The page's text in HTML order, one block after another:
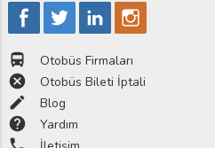
directions_bus Otobüs Firmaları
cancel Otobüs Bileti İptali
edit Blog
help Yardım